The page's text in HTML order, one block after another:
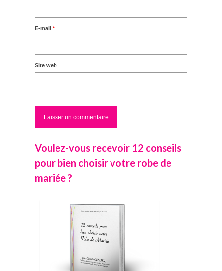
E-mail *
Site web
Voulez-vous recevoir 12 conseils
pour bien choisir votre robe de
mariée ?